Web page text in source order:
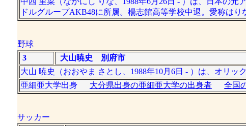
ドルグループAKB48に所属。楊志館高等学校中退。愛称はり
野球
3
大山暁史 別府市
大山 暁史（おおやま さとし、1988年10月6日 - ）は、オリッ
亜細亜大学出身 大分県出身の亜細亜大学の出身者 全国
サッカー